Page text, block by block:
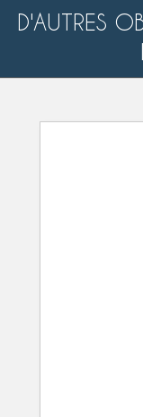
D'AUTRES